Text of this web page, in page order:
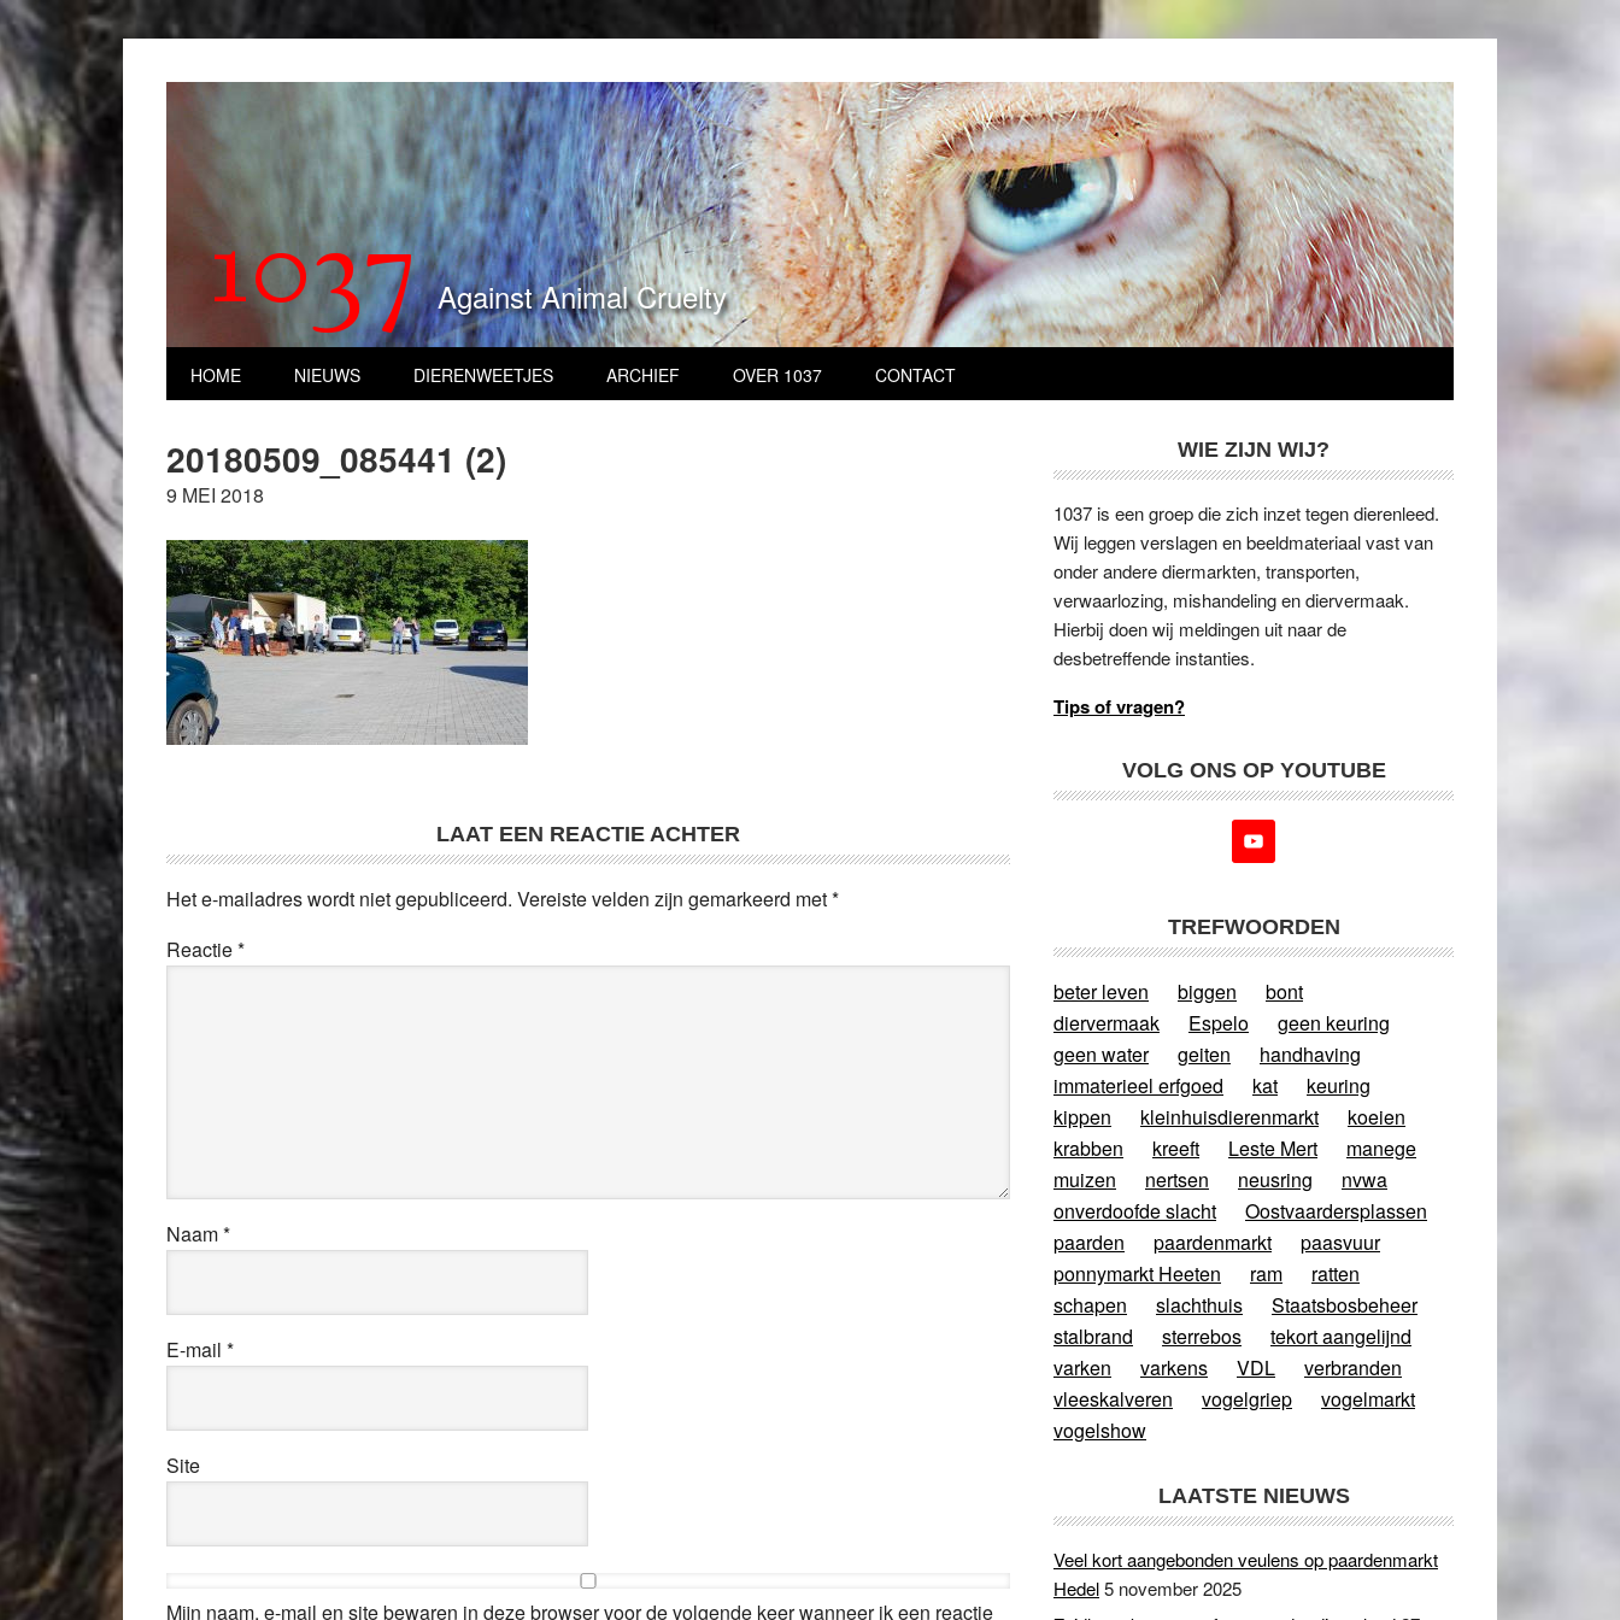
1037 Against Animal Cruelty
HOME NIEUWS DIERENWEETJES ARCHIEF OVER 1037 CONTACT
20180509_085441 (2)
9 MEI 2018
LAAT EEN REACTIE ACHTER
Het e-mailadres wordt niet gepubliceerd. Vereiste velden zijn gemarkeerd met*
Reactie*
Naam*
E-mail *
Site
Mijn naam, e-mail en site bewaren in deze browser voor de volgende keer wanneer ik een reactie
WIE ZIJN WIJ?
1037 is een groep die zich inzet tegen dierenleed.
Wij leggen verslagen en beeldmateriaal vast van
onder andere diermarkten, transporten,
verwaarlozing, mishandeling en diervermaak.
Hierbij doen wij meldingen uit naar de
desbetreffende instanties.
Tips of vragen?
VOLG ONS OP YOUTUBE
TREFWOORDEN
beter leven biggen
bont
diervermaak
Espelo
geen keuring
geen water
geiten
handhaving
immaterieel erfgoed
kat
keuring
kippen
kleinhuisdierenmarkt
koeien
krabben
kreeft Leste Mert
manege
muizen
nertsen neusring
nvwa
onverdoofde slacht
Oostvaardersplassen
paarden
paardenmarkt
paasvuur
ponnymarkt Heeten
ram
ratten
schapen
slachthuis
Staatsbosbeheer
stalbrand
sterrebos
tekort aangelijnd
varken
varkens VDL
verbranden
vleeskalveren
vogelgriep
vogelmarkt
vogelshow
LAATSTE NIEUWS
Veel kort aangebonden veulens op paardenmarkt
Hedel5 november 2025